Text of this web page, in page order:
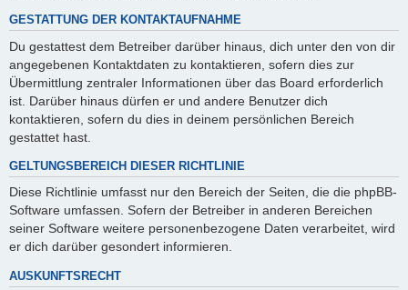
GESTATTUNG DER KONTAKTAUFNAHME
Du gestattest dem Betreiber darüber hinaus, dich unter den von dir
angegebenen Kontaktdaten zu kontaktieren, sofern dies zur
Übermittlung zentraler Informationen über das Board erforderlich
ist. Darüber hinaus dürfen er und andere Benutzer dich
kontaktieren, sofern du dies in deinem persönlichen Bereich
gestattet hast.
GELTUNGSBEREICH DIESER RICHTLINIE
Diese Richtlinie umfasst nur den Bereich der Seiten, die die phpBB-
Software umfassen. Sofern der Betreiber in anderen Bereichen
seiner Software weitere personenbezogene Daten verarbeitet, wird
er dich darüber gesondert informieren.
AUSKUNFTSRECHT